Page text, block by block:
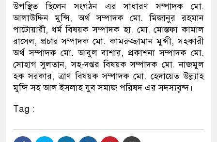
উপস্থিত ছিলেন সংগঠন এর সাধারণ সম্পাদক মো.
আলাউদ্দিন মুন্সি, অর্থ সম্পাদক মো. মিজানুর রহমান
পাটোয়ারী, ধর্ম বিষয়ক সম্পাদক হা. মো. মোস্তফা কামাল
রাসেল, প্রচার সম্পাদক মো. কামরুজ্জামান মুন্সী, সহকারী
অর্থ সম্পাদক মো. আবুল বাশার, প্রকাশনা সম্পাদক মো.
সোহাগ সুলতান, সহ-দপ্তর বিষয়ক সম্পাদক মো. নাজমুল
হক সরকার, ত্রাণ বিষয়ক সম্পাদক মো. হেদায়েত উল্ল্যাহ
মুন্সি সহ আল ইসলাহ যুব সমাজ পরিষদ এর সদস্যবৃন্দ।
Tag :